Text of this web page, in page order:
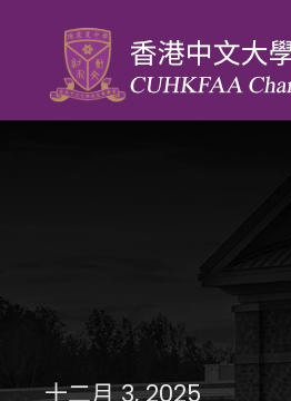
十二月 3, 2025